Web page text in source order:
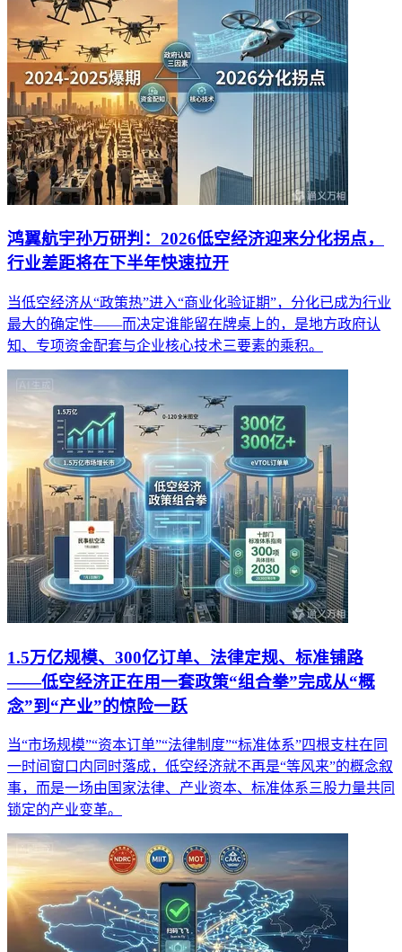
鸿翼航宇孙万研判：2026低空经济迎来分化拐点，
行业差距将在下半年快速拉开
当低空经济从“政策热”进入“商业化验证期”，分化已成为行业
最大的确定性——而决定谁能留在牌桌上的，是地方政府认
知、专项资金配套与企业核心技术三要素的乘积。
1.5万亿规模、300亿订单、法律定规、标准铺路
——低空经济正在用一套政策“组合拳”完成从“概
念”到“产业”的惊险一跃
当“市场规模”“资本订单”“法律制度”“标准体系”四根支柱在同
一时间窗口内同时落成，低空经济就不再是“等风来”的概念叙
事，而是一场由国家法律、产业资本、标准体系三股力量共同
锁定的产业变革。